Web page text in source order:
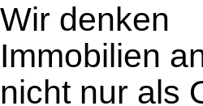
Wir denken
Immobilien
nicht nur als